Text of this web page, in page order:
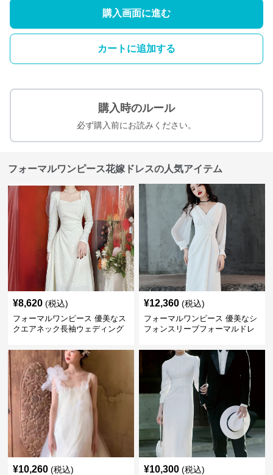
購入画面に進む
カートに追加する
購入時のルール
必ず購入前にお読みください。
フォーマルワンピース花嫁ドレスの人気アイテム
¥8,620 (税込)
フォーマルワンピース 優美なス
クエアネック長袖ウェディング
¥12,360 (税込)
フォーマルワンピース 優美なシ
フォンスリーブフォーマルドレ
¥10,260 (税込) ¥10,300 (税込)